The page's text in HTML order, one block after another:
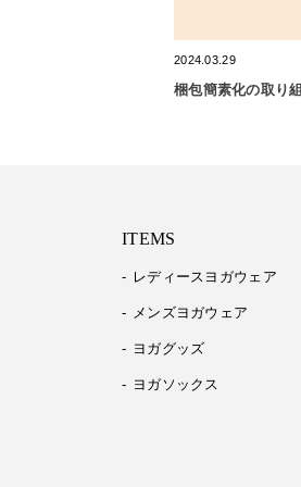
2024.03.29
梱包簡素化の取り
ITEMS
レディースヨガウェア
メンズヨガウェア
ヨガグッズ
ヨガソックス